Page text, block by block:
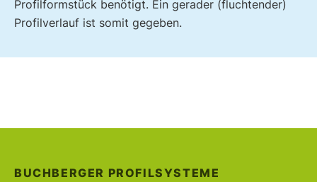
Profilformstück benötigt. Ein gerader (fluchtender)
Profilverlauf ist somit gegeben.
BUCHBERGER PROFILSYSTEME